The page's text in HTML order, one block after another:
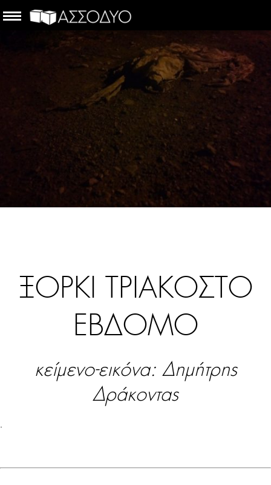
ΞΟΡΚΙ ΤΡΙΑΚΟΣΤΟ
ΕΒΔΟΜΟ
κείμενο-εικόνα: Δημήτρης
Δράκοντας
.